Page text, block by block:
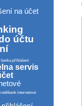
na účet
účtu
banka přihlášení
servis
internetové